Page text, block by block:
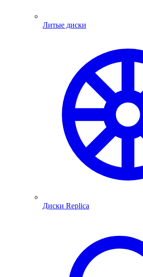
Литые диски
Диски Replica